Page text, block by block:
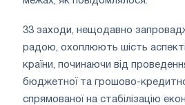
33 заходи, нещодавно
радою, охоплюють шість
країни, починаючи від
бюджетної та грошово-
спрямованої на стабілізацію